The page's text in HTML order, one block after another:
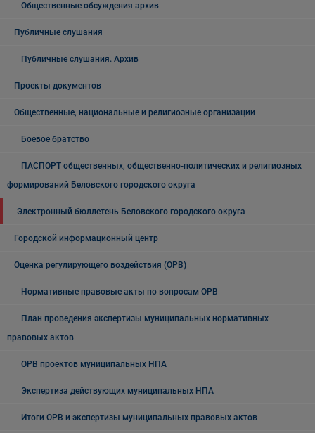
Общественные обсуждения архив
Публичные слушания
Публичные слушания. Архив
Проекты документов
Общественные, национальные и религиозные организации
Боевое братство
ПАСПОРТ общественных, общественно-политических и религиозных
формирований Беловского городского округа
Электронный бюллетень Беловского городского округа
Городской информационный центр
Оценка регулирующего воздействия (ОРВ)
Нормативные правовые акты по вопросам ОРВ
План проведения экспертизы муниципальных нормативных
правовых актов
ОРВ проектов муниципальных НПА
Экспертиза действующих муниципальных НПА
Итоги ОРВ и экспертизы муниципальных правовых актов